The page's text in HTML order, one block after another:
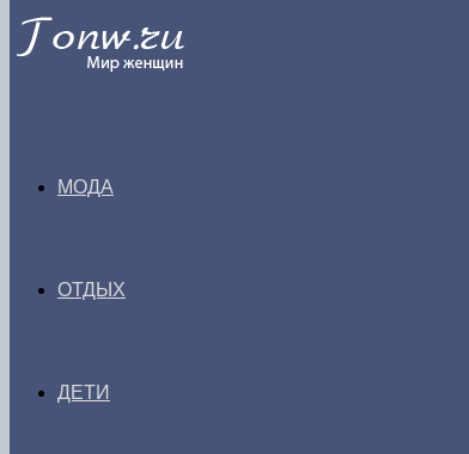
МОДА
ОТДЫХ
ДЕТИ